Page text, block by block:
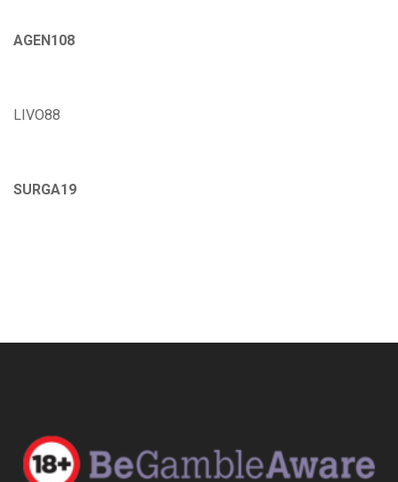
AGEN108
LIVO88
SURGA19